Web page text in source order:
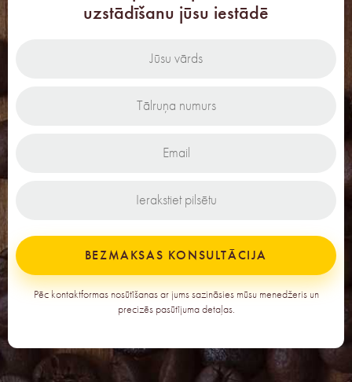
uzstādīšanu jūsu iestādē
BEZMAKSAS KONSULTĀCIJA
Pēc kontaktformas nosūtīšanas ar jums sazināsies mūsu menedžeris un
precizēs pasūtījuma detaļas.